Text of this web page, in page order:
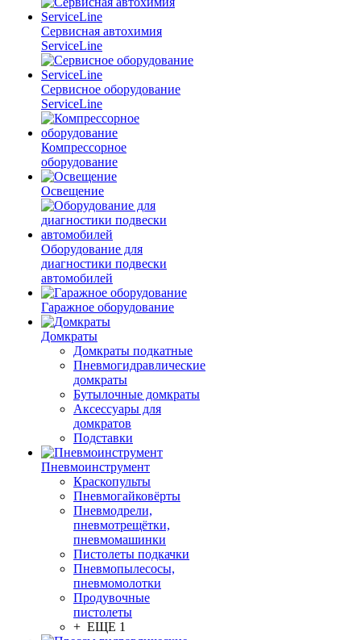
Сервисная автохимия
ServiceLine
Сервисное оборудование
ServiceLine
Компрессорное
оборудование
Освещение
Оборудование для
диагностики подвески
автомобилей
Гаражное оборудование
Домкраты
Домкраты подкатные
Пневмогидравлические
домкраты
Бутылочные домкраты
Аксессуары для
домкратов
Подставки
Пневмоинструмент
Краскопульты
Пневмогайковёрты
Пневмодрели,
пневмотрещётки,
пневмомашинки
Пистолеты подкачки
Пневмопылесосы,
пневмомолотки
Продувочные
пистолеты
+ ЕЩЕ 1